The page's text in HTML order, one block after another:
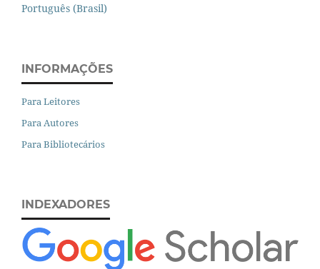
Português (Brasil)
INFORMAÇÕES
Para Leitores
Para Autores
Para Bibliotecários
INDEXADORES